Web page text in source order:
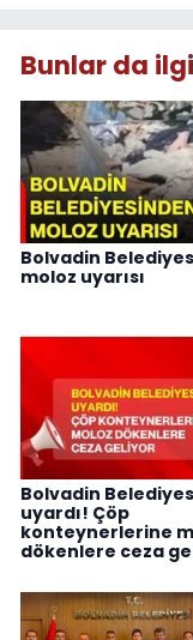
Bunlar da
Bolvadin
moloz uyarısı
Bolvadin
uyardı! Çöp
konteynerlerine
dökenlere ceza